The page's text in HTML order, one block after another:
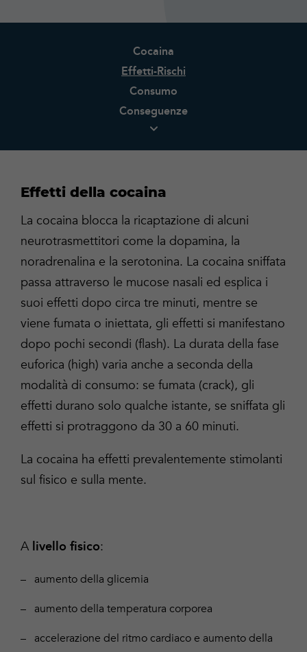
Cocaina
Effetti-Rischi
Consumo
Conseguenze
Effetti della cocaina
La cocaina blocca la ricaptazione di alcuni
neurotrasmettitori come la dopamina, la
noradrenalina e la serotonina. La cocaina sniffata
passa attraverso le mucose nasali ed esplica i
suoi effetti dopo circa tre minuti, mentre se
viene fumata o iniettata, gli effetti si manifestano
dopo pochi secondi (flash). La durata della fase
euforica (high) varia anche a seconda della
modalità di consumo: se fumata (crack), gli
effetti durano solo qualche istante, se sniffata gli
effetti si protraggono da 30 a 60 minuti.
La cocaina ha effetti prevalentemente stimolanti
sul fisico e sulla mente.
A livello fisico:
aumento della glicemia
aumento della temperatura corporea
accelerazione del ritmo cardiaco e aumento della